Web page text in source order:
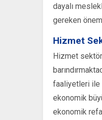
dayalı
gereken
Hizmet
Hizmet
faaliyetleri ile
ekonomik
ekonomik